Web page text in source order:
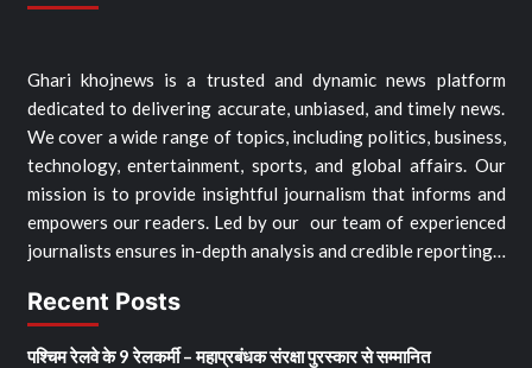
Ghari khojnews is a trusted and dynamic news platform
dedicated to delivering accurate, unbiased, and timely news.
We cover a wide range of topics, including politics, business,
technology, entertainment, sports, and global affairs. Our
mission is to provide insightful journalism that informs and
empowers our readers. Led by our our team of experienced
journalists ensures in-depth analysis and credible reporting…
Recent Posts
पश्चिम रेलवे के 9 रेलकर्मी – महाप्रबंधक संरक्षा पुरस्कार से सम्मानित